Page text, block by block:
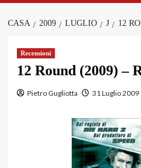
CASA 2009 LUGLIO J 12
Recensioni
12 Round (2009) –
Pietro Gugliotta 31 Luglio 2009